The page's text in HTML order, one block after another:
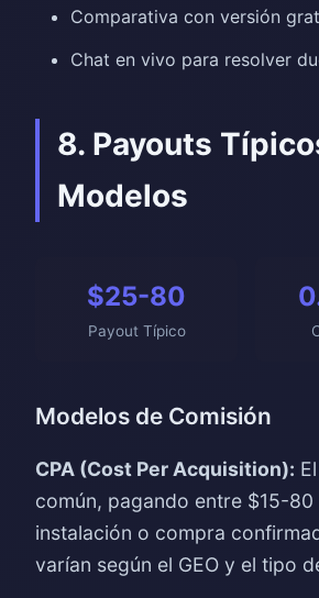
Comparativa con versión
Chat en vivo para resolver
8. Payouts
Modelos
$25-80
Payout Típico
Modelos de Comisión
CPA (Cost Per Acquisition):
común, pagando entre $15-
instalación o compra
varían según el GEO y el tipo